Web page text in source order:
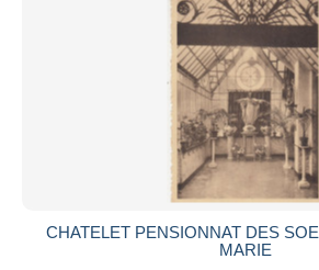
CHATELET PENSIONNAT DES
MARIE